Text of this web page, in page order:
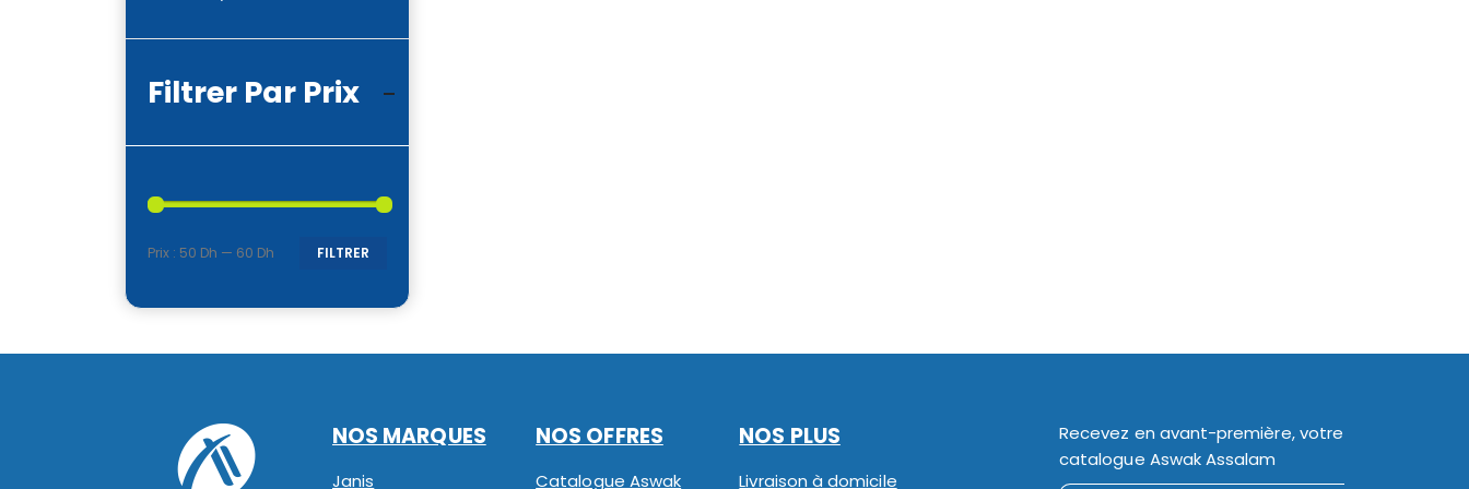
Filtrer Par Prix
FILTRER
Prix : 50 Dh — 60 Dh
NOS MARQUES
Janis
NOS OFFRES
Catalogue Aswak
NOS PLUS
Livraison à domicile
Recevez en avant-première, votre
catalogue Aswak Assalam